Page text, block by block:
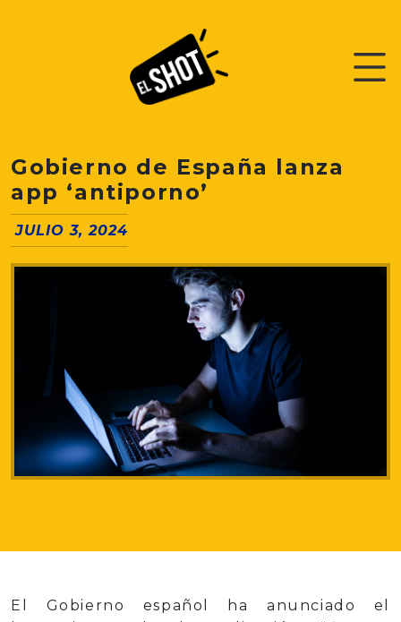
Gobierno de España lanza
app ‘antiporno’
JULIO 3, 2024
El Gobierno español ha anunciado el